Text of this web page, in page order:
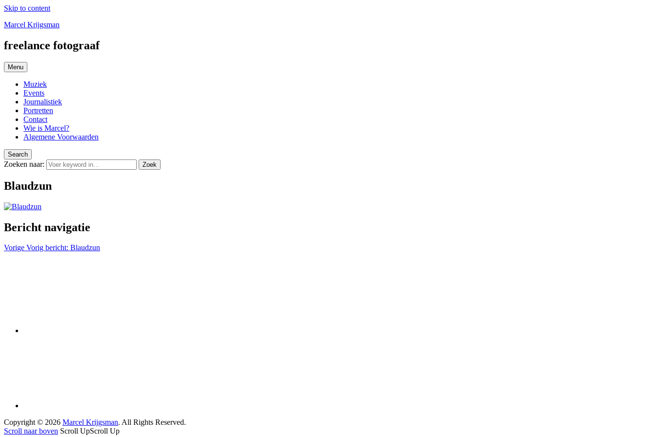
Skip to content
Marcel Krijgsman
freelance fotograaf
Menu
Muziek
Events
Journalistiek
Portretten
Contact
Wie is Marcel?
Algemene Voorwaarden
Search
Zoeken naar: Zoek
Blaudzun
Bericht navigatie
Vorige Vorig bericht: Blaudzun
Copyright © 2026 Marcel Krijgsman. All Rights Reserved.
Scroll naar boven Scroll UpScroll Up